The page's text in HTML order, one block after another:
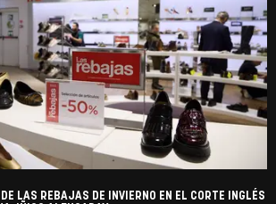
LAS REBAJAS DE INVIERNO EN EL CORTE INGLÉS